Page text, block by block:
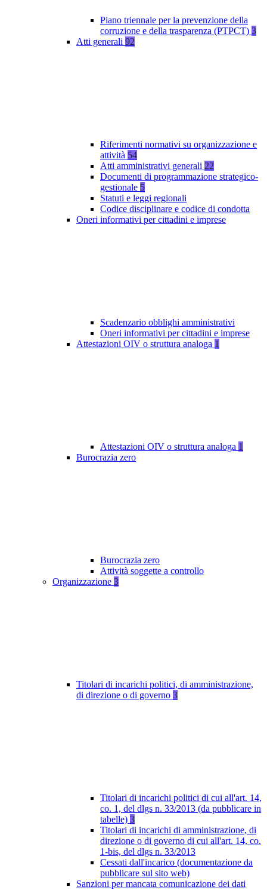
Piano triennale per la prevenzione della
corruzione e della trasparenza (PTPCT) 3
Atti generali 92
Riferimenti normativi su organizzazione e
attività 54
Atti amministrativi generali 22
Documenti di programmazione strategico-
gestionale 5
Statuti e leggi regionali
Codice disciplinare e codice di condotta
Oneri informativi per cittadini e imprese
Scadenzario obblighi amministrativi
Oneri informativi per cittadini e imprese
Attestazioni OIV o struttura analoga 1
Attestazioni OIV o struttura analoga 1
Burocrazia zero
Burocrazia zero
Attività soggette a controllo
Organizzazione 3
Titolari di incarichi politici, di amministrazione,
di direzione o di governo 3
Titolari di incarichi politici di cui all'art. 14,
co. 1, del dlgs n. 33/2013 (da pubblicare in
tabelle) 3
Titolari di incarichi di amministrazione, di
direzione o di governo di cui all'art. 14, co.
1-bis, del dlgs n. 33/2013
Cessati dall'incarico (documentazione da
pubblicare sul sito web)
Sanzioni per mancata comunicazione dei dati